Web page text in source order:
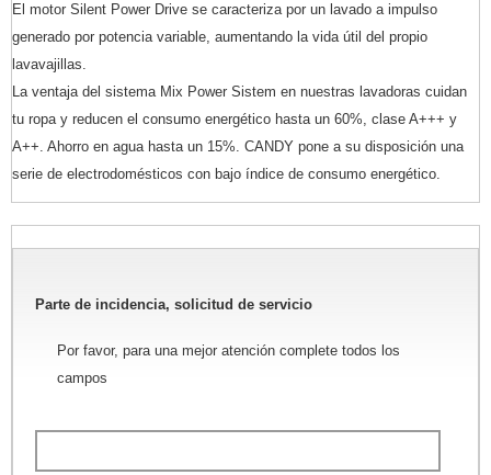
El motor Silent Power Drive se caracteriza por un lavado a impulso
generado por potencia variable, aumentando la vida útil del propio
lavavajillas.
La ventaja del sistema Mix Power Sistem en nuestras lavadoras cuidan
tu ropa y reducen el consumo energético hasta un 60%, clase A+++ y
A++. Ahorro en agua hasta un 15%. CANDY pone a su disposición una
serie de electrodomésticos con bajo índice de consumo energético.
Parte de incidencia, solicitud de servicio
Por favor, para una mejor atención complete todos los
campos